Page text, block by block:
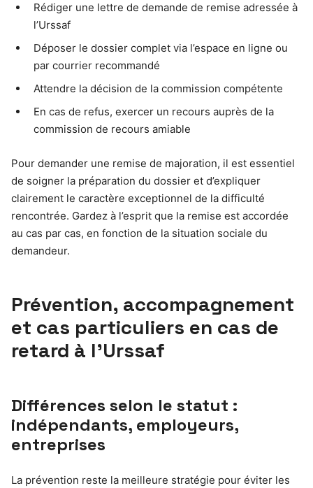
Rédiger une lettre de demande de remise adressée à
l’Urssaf
Déposer le dossier complet via l’espace en ligne ou
par courrier recommandé
Attendre la décision de la commission compétente
En cas de refus, exercer un recours auprès de la
commission de recours amiable
Pour demander une remise de majoration, il est essentiel
de soigner la préparation du dossier et d’expliquer
clairement le caractère exceptionnel de la difficulté
rencontrée. Gardez à l’esprit que la remise est accordée
au cas par cas, en fonction de la situation sociale du
demandeur.
Prévention, accompagnement
et cas particuliers en cas de
retard à l’Urssaf
Différences selon le statut :
indépendants, employeurs,
entreprises
La prévention reste la meilleure stratégie pour éviter les